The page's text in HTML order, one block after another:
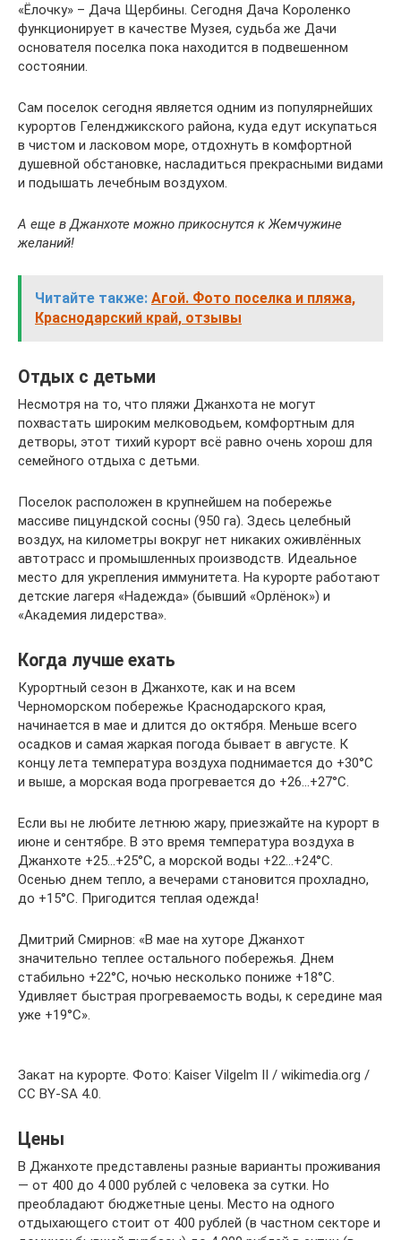
«Ёлочку» – Дача Щербины. Сегодня Дача Короленко
функционирует в качестве Музея, судьба же Дачи
основателя поселка пока находится в подвешенном
состоянии.
Сам поселок сегодня является одним из популярнейших
курортов Геленджикского района, куда едут искупаться
в чистом и ласковом море, отдохнуть в комфортной
душевной обстановке, насладиться прекрасными видами
и подышать лечебным воздухом.
А еще в Джанхоте можно прикоснутся к Жемчужине
желаний!
Читайте также: Агой. Фото поселка и пляжа,
Краснодарский край, отзывы
Отдых с детьми
Несмотря на то, что пляжи Джанхота не могут
похвастать широким мелководьем, комфортным для
детворы, этот тихий курорт всё равно очень хорош для
семейного отдыха с детьми.
Поселок расположен в крупнейшем на побережье
массиве пицундской сосны (950 га). Здесь целебный
воздух, на километры вокруг нет никаких оживлённых
автотрасс и промышленных производств. Идеальное
место для укрепления иммунитета. На курорте работают
детские лагеря «Надежда» (бывший «Орлёнок») и
«Академия лидерства».
Когда лучше ехать
Курортный сезон в Джанхоте, как и на всем
Черноморском побережье Краснодарского края,
начинается в мае и длится до октября. Меньше всего
осадков и самая жаркая погода бывает в августе. К
концу лета температура воздуха поднимается до +30°С
и выше, а морская вода прогревается до +26…+27°С.
Если вы не любите летнюю жару, приезжайте на курорт в
июне и сентябре. В это время температура воздуха в
Джанхоте +25…+25°С, а морской воды +22…+24°С.
Осенью днем тепло, а вечерами становится прохладно,
до +15°С. Пригодится теплая одежда!
Дмитрий Смирнов: «В мае на хуторе Джанхот
значительно теплее остального побережья. Днем
стабильно +22°С, ночью несколько пониже +18°С.
Удивляет быстрая прогреваемость воды, к середине мая
уже +19°С».
Закат на курорте. Фото: Kaiser Vilgelm II / wikimedia.org /
CC BY-SA 4.0.
Цены
В Джанхоте представлены разные варианты проживания
— от 400 до 4 000 рублей с человека за сутки. Но
преобладают бюджетные цены. Место на одного
отдыхающего стоит от 400 рублей (в частном секторе и